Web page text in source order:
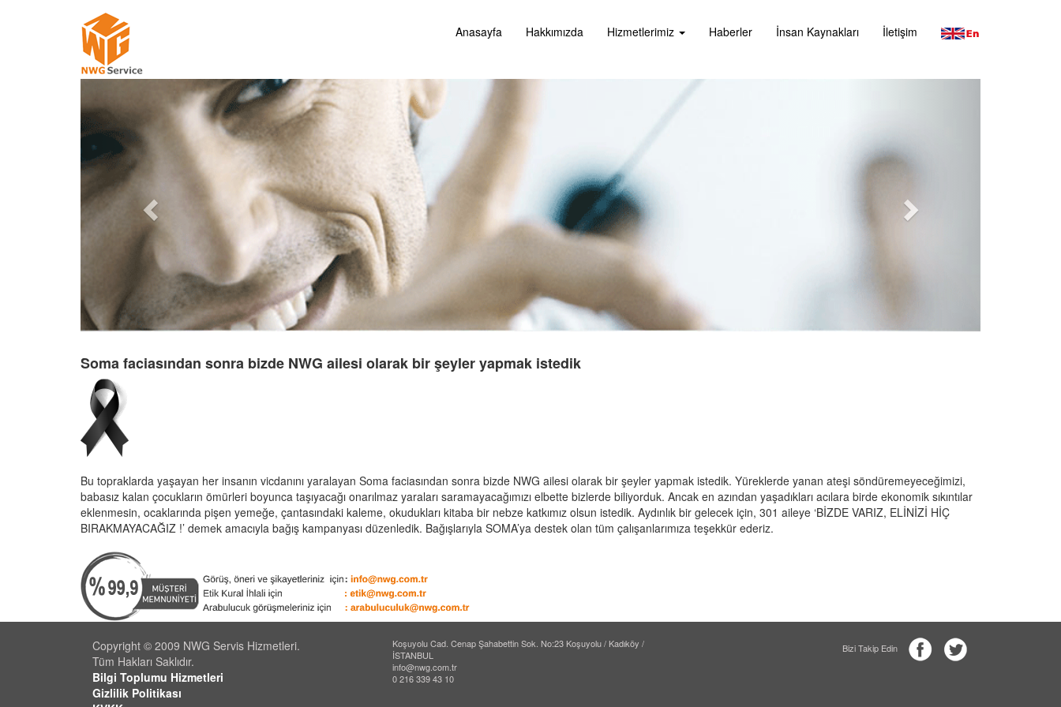
Anasayfa Hakkımızda Hizmetlerimiz Haberler İnsan Kaynakları İletişim
Previous
Soma faciasından sonra bizde NWG ailesi olarak bir şeyler yapmak istedik
Bu topraklarda yaşayan her insanın vicdanını yaralayan Soma faciasından sonra bizde NWG ailesi olarak bir şeyler yapmak istedik. Yüreklerde yanan ateşi söndüremeyeceğimizi,
babasız kalan çocukların ömürleri boyunca taşıyacağı onarılmaz yaraları saramayacağımızı elbette bizlerde biliyorduk. Ancak en azından yaşadıkları acılara birde ekonomik sıkıntılar
eklenmesin, ocaklarında pişen yemeğe, çantasındaki kaleme, okudukları kitaba bir nebze katkımız olsun istedik. Aydınlık bir gelecek için, 301 aileye ‘BİZDE VARIZ, ELİNİZİ HİÇ
BIRAKMAYACAĞIZ !’ demek amacıyla bağış kampanyası düzenledik. Bağışlarıyla SOMA’ya destek olan tüm çalışanlarımıza teşekkür ederiz.
Copyright © 2009 NWG Servis Hizmetleri.
Tüm Hakları Saklıdır.
Bilgi Toplumu Hizmetleri
Gizlilik Politikası
Koşuyolu Cad. Cenap Şahabettin Sok. No:23 Koşuyolu / Kadıköy /
İSTANBUL
info@nwg.com.tr
0 216 339 43 10
Bizi Takip Edin